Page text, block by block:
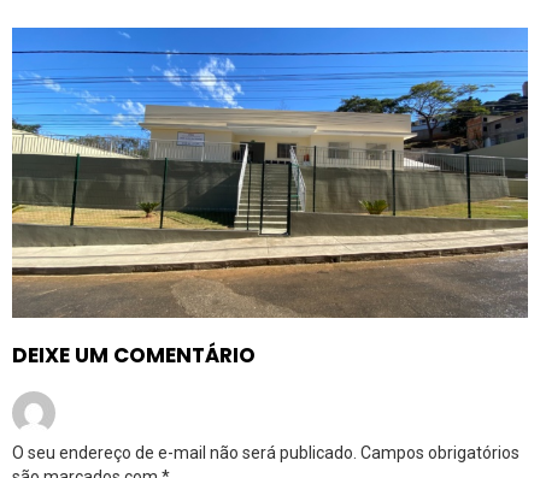
DEIXE UM COMENTÁRIO
O seu endereço de e-mail não será publicado. Campos obrigatórios